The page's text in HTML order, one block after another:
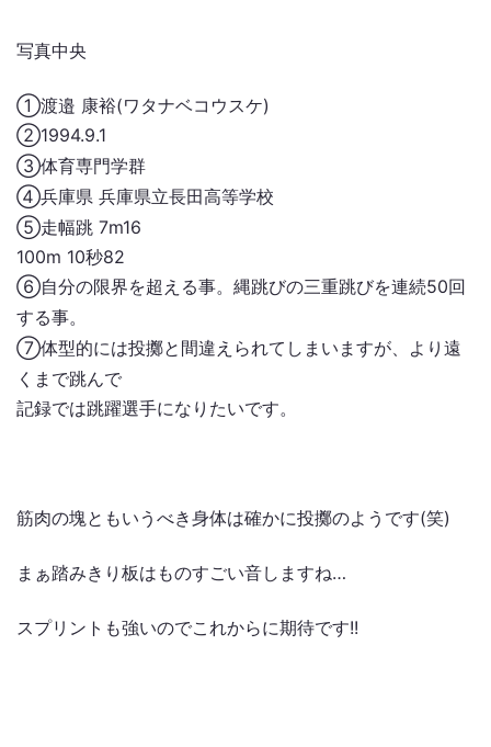
写真中央
①渡邉 康裕(ワタナベコウスケ)
②1994.9.1
③体育専門学群
④兵庫県 兵庫県立長田高等学校
⑤走幅跳 7m16
100m 10秒82
⑥自分の限界を超える事。縄跳びの三重跳びを連続50回
する事。
⑦体型的には投擲と間違えられてしまいますが、より遠
くまで跳んで
記録では跳躍選手になりたいです。
筋肉の塊ともいうべき身体は確かに投擲のようです(笑)
まぁ踏みきり板はものすごい音しますね…
スプリントも強いのでこれからに期待です!!